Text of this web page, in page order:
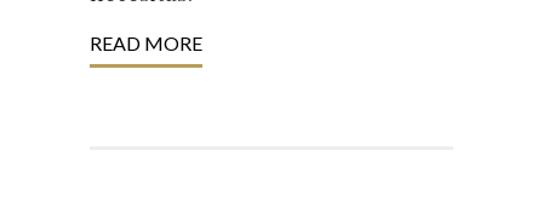
READ MORE